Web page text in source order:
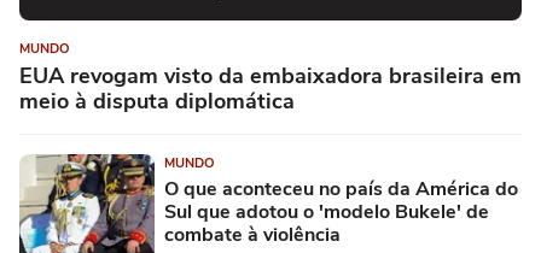
MUNDO
EUA revogam visto da embaixadora brasileira em
meio à disputa diplomática
MUNDO
O que aconteceu no país da América do
Sul que adotou o 'modelo Bukele' de
combate à violência